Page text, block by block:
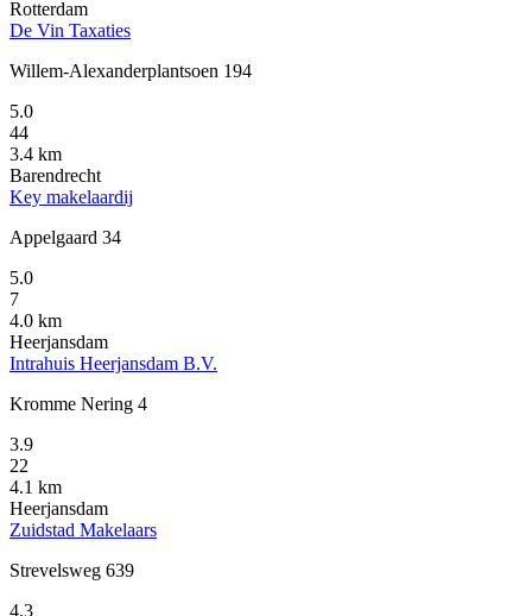
Rotterdam
De Vin Taxaties
Willem-Alexanderplantsoen 194
5.0
44
3.4 km
Barendrecht
Key makelaardij
Appelgaard 34
5.0
7
4.0 km
Heerjansdam
Intrahuis Heerjansdam B.V.
Kromme Nering 4
3.9
22
4.1 km
Heerjansdam
Zuidstad Makelaars
Strevelsweg 639
4.3